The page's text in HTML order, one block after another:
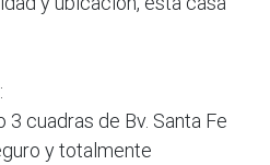
3 cuadras de Bv. Santa Fe
y totalmente